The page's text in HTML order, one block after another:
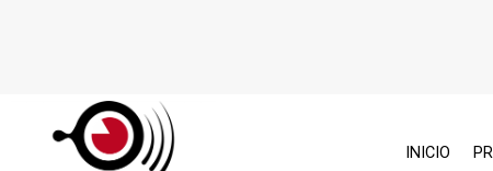
INICIO